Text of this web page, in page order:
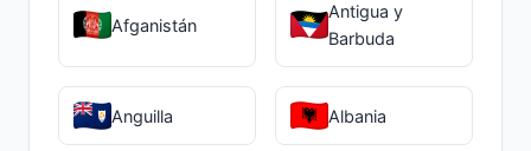
Afganistán
Antigua y
Barbuda
Anguilla Albania